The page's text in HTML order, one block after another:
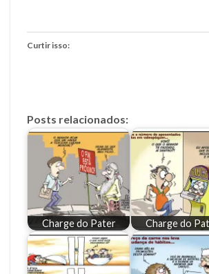
Curtir isso:
Posts relacionados:
Charge do Pater Charge do